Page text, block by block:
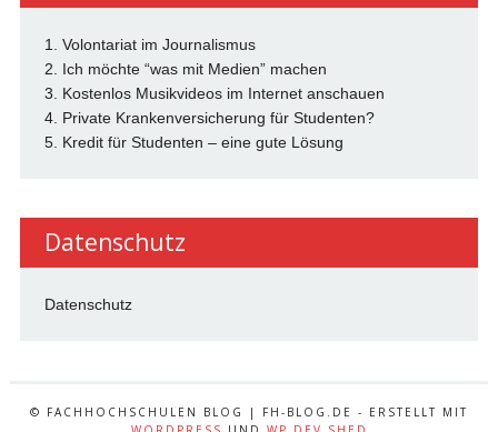
1. Volontariat im Journalismus
2. Ich möchte “was mit Medien” machen
3. Kostenlos Musikvideos im Internet anschauen
4. Private Krankenversicherung für Studenten?
5. Kredit für Studenten – eine gute Lösung
Datenschutz
Datenschutz
© FACHHOCHSCHULEN BLOG | FH-BLOG.DE - ERSTELLT MIT